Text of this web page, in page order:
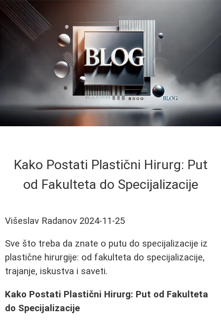
Kako Postati Plastični Hirurg: Put
od Fakulteta do Specijalizacije
Višeslav Radanov 2024-11-25
Sve što treba da znate o putu do specijalizacije iz
plastične hirurgije: od fakulteta do specijalizacije,
trajanje, iskustva i saveti.
Kako Postati Plastični Hirurg: Put od Fakulteta
do Specijalizacije